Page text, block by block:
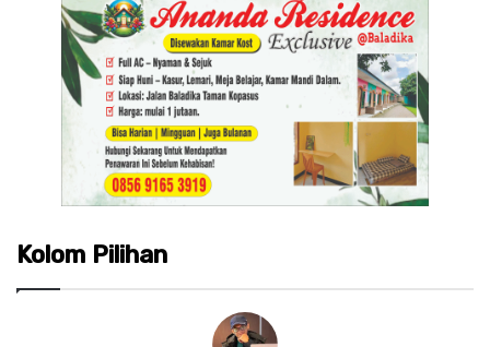
Kolom Pilihan